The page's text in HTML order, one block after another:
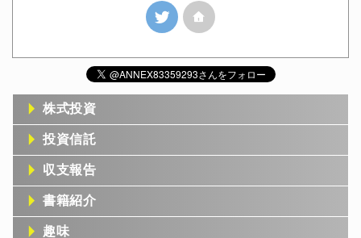
株式投資
投資信託
収支報告
書籍紹介
趣味